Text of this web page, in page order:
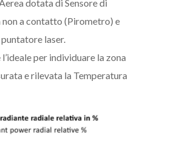
dotata di Sensore di
non a contatto (Pirometro) e
puntatore laser.
per individuare la zona
e rilevata la Temperatura